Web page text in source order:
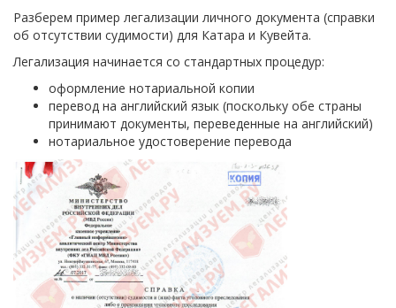
Разберем пример легализации личного документа (справки
об отсутствии судимости) для Катара и Кувейта.
Легализация начинается со стандартных процедур:
оформление нотариальной копии
перевод на английский язык (поскольку обе страны
принимают документы, переведенные на английский)
нотариальное удостоверение перевода